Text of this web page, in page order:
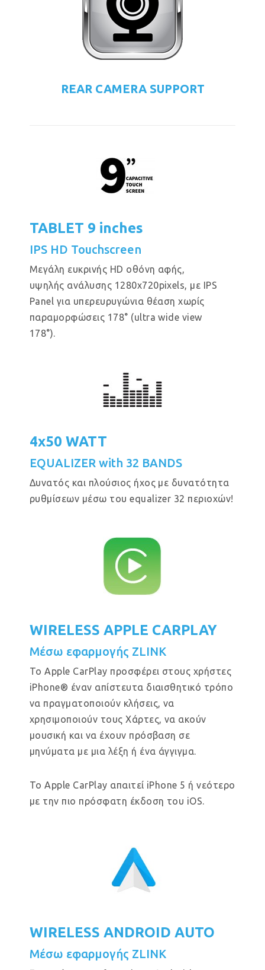
REAR CAMERA SUPPORT
TABLET 9 inches
IPS HD Touchscreen
Μεγάλη ευκρινής HD οθόνη αφής,
υψηλής ανάλυσης 1280x720pixels, με IPS
Panel για υπερευρυγώνια θέαση χωρίς
παραμορφώσεις 178° (ultra wide view
178°).
4x50 WATT
EQUALIZER with 32 BANDS
Δυνατός και πλούσιος ήχος με δυνατότητα
ρυθμίσεων μέσω του equalizer 32 περιοχών!
WIRELESS APPLE CARPLAY
Μέσω εφαρμογής ZLINK
Το Apple CarPlay προσφέρει στους χρήστες
iPhone® έναν απίστευτα διαισθητικό τρόπο
να πραγματοποιούν κλήσεις, να
χρησιμοποιούν τους Χάρτες, να ακούν
μουσική και να έχουν πρόσβαση σε
μηνύματα με μια λέξη ή ένα άγγιγμα.
Το Apple CarPlay απαιτεί iPhone 5 ή νεότερο
με την πιο πρόσφατη έκδοση του iOS.
WIRELESS ANDROID AUTO
Μέσω εφαρμογής ZLINK